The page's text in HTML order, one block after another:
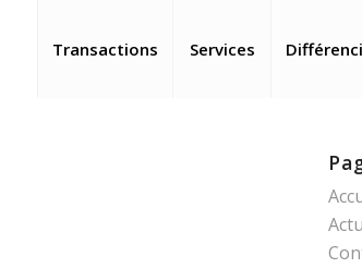
Transactions Services